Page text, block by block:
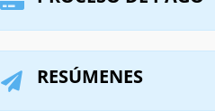
RESÚMENES